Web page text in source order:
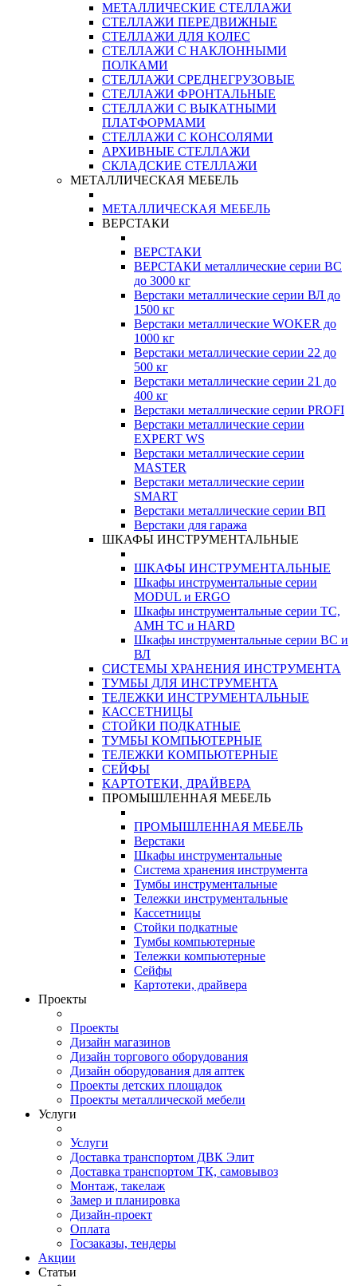
МЕТАЛЛИЧЕСКИЕ СТЕЛЛАЖИ
СТЕЛЛАЖИ ПЕРЕДВИЖНЫЕ
СТЕЛЛАЖИ ДЛЯ КОЛЕС
СТЕЛЛАЖИ С НАКЛОННЫМИ
ПОЛКАМИ
СТЕЛЛАЖИ СРЕДНЕГРУЗОВЫЕ
СТЕЛЛАЖИ ФРОНТАЛЬНЫЕ
СТЕЛЛАЖИ С ВЫКАТНЫМИ
ПЛАТФОРМАМИ
СТЕЛЛАЖИ С КОНСОЛЯМИ
АРХИВНЫЕ СТЕЛЛАЖИ
СКЛАДСКИЕ СТЕЛЛАЖИ
МЕТАЛЛИЧЕСКАЯ МЕБЕЛЬ
МЕТАЛЛИЧЕСКАЯ МЕБЕЛЬ
ВЕРСТАКИ
ВЕРСТАКИ
ВЕРСТАКИ металлические серии ВС
до 3000 кг
Верстаки металлические серии ВЛ до
1500 кг
Верстаки металлические WOKER до
1000 кг
Верстаки металлические серии 22 до
500 кг
Верстаки металлические серии 21 до
400 кг
Верстаки металлические серии PROFI
Верстаки металлические серии
EXPERT WS
Верстаки металлические серии
MASTER
Верстаки металлические серии
SMART
Верстаки металлические серии ВП
Верстаки для гаража
ШКАФЫ ИНСТРУМЕНТАЛЬНЫЕ
ШКАФЫ ИНСТРУМЕНТАЛЬНЫЕ
Шкафы инструментальные серии
MODUL и ERGO
Шкафы инструментальные серии ТС,
АМН ТС и HARD
Шкафы инструментальные серии ВС и
ВЛ
СИСТЕМЫ ХРАНЕНИЯ ИНСТРУМЕНТА
ТУМБЫ ДЛЯ ИНСТРУМЕНТА
ТЕЛЕЖКИ ИНСТРУМЕНТАЛЬНЫЕ
КАССЕТНИЦЫ
СТОЙКИ ПОДКАТНЫЕ
ТУМБЫ КОМПЬЮТЕРНЫЕ
ТЕЛЕЖКИ КОМПЬЮТЕРНЫЕ
СЕЙФЫ
КАРТОТЕКИ, ДРАЙВЕРА
ПРОМЫШЛЕННАЯ МЕБЕЛЬ
ПРОМЫШЛЕННАЯ МЕБЕЛЬ
Верстаки
Шкафы инструментальные
Система хранения инструмента
Тумбы инструментальные
Тележки инструментальные
Кассетницы
Стойки подкатные
Тумбы компьютерные
Тележки компьютерные
Сейфы
Картотеки, драйвера
Проекты
Проекты
Дизайн магазинов
Дизайн торгового оборудования
Дизайн оборудования для аптек
Проекты детских площадок
Проекты металлической мебели
Услуги
Услуги
Доставка транспортом ДВК Элит
Доставка транспортом ТК, самовывоз
Монтаж, такелаж
Замер и планировка
Дизайн-проект
Оплата
Госзаказы, тендеры
Акции
Статьи